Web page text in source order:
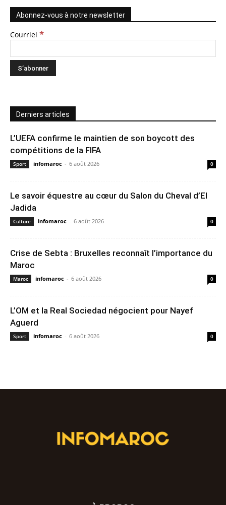
Abonnez-vous à notre newsletter
Courriel *
Derniers articles
L’UEFA confirme le maintien de son boycott des
compétitions de la FIFA
Sport infomaroc - 6 août 2026 0
Le savoir équestre au cœur du Salon du Cheval d’El
Jadida
Culture infomaroc - 6 août 2026 0
Crise de Sebta : Bruxelles reconnaît l’importance du
Maroc
Maroc infomaroc - 6 août 2026 0
L’OM et la Real Sociedad négocient pour Nayef
Aguerd
Sport infomaroc - 6 août 2026 0